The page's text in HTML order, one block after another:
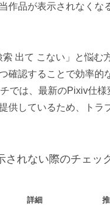
作品が表示されなくな
出て こない」と悩む
確認することで効率的
では、最新のPixiv仕様
供しているため、トラ
されない際のチェッ
詳細